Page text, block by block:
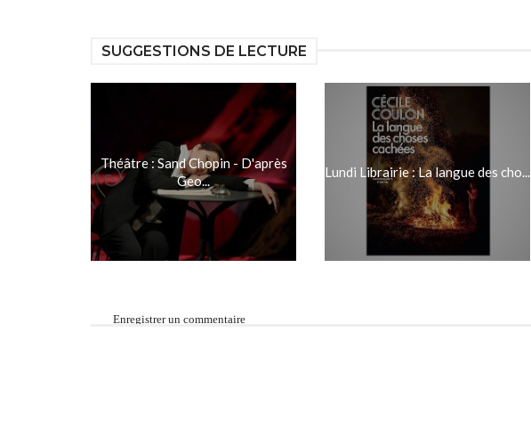
SUGGESTIONS DE LECTURE
Théâtre : Sand Chopin - D'après
Geo...
Lundi Librairie : La langue des cho...
Enregistrer un commentaire